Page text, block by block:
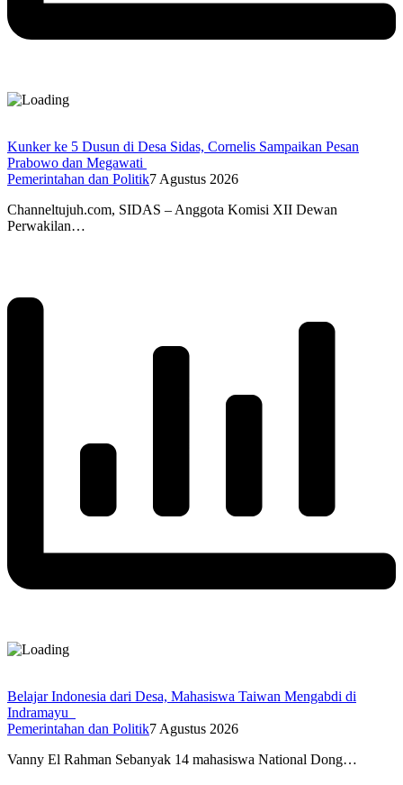
Kunker ke 5 Dusun di Desa Sidas, Cornelis Sampaikan Pesan
Prabowo dan Megawati
Pemerintahan dan Politik7 Agustus 2026
Channeltujuh.com, SIDAS – Anggota Komisi XII Dewan
Perwakilan…
Belajar Indonesia dari Desa, Mahasiswa Taiwan Mengabdi di
Indramayu
Pemerintahan dan Politik7 Agustus 2026
Vanny El Rahman Sebanyak 14 mahasiswa National Dong…